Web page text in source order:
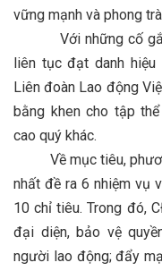
vững mạnh và phong
Với những cố
liên tục đạt danh hiệu
Liên đoàn Lao động
bằng khen cho tập
cao quý khác.
Về mục tiêu,
nhất đề ra 6 nhiệm vụ
10 chỉ tiêu. Trong đó,
đại diện, bảo vệ
người lao động; đẩy